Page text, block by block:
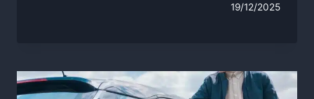
19/12/2025